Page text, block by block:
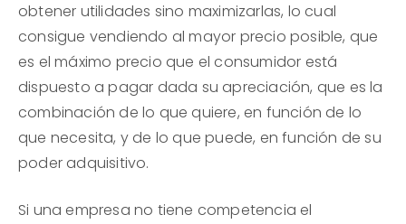
obtener utilidades sino maximizarlas, lo cual
consigue vendiendo al mayor precio posible, que
es el máximo precio que el consumidor está
dispuesto a pagar dada su apreciación, que es la
combinación de lo que quiere, en función de lo
que necesita, y de lo que puede, en función de su
poder adquisitivo.
Si una empresa no tiene competencia el